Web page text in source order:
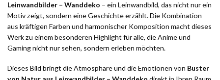
Leinwandbilder – Wanddeko – ein Leinwandbild, das nicht nur ein
Motiv zeigt, sondern eine Geschichte erzählt. Die Kombination
aus kräftigen Farben und harmonischer Komposition macht dieses
Werk zu einem besonderen Highlight für alle, die Anime und
Gaming nicht nur sehen, sondern erleben möchten.
Dieses Bild bringt die Atmosphäre und die Emotionen von Buster